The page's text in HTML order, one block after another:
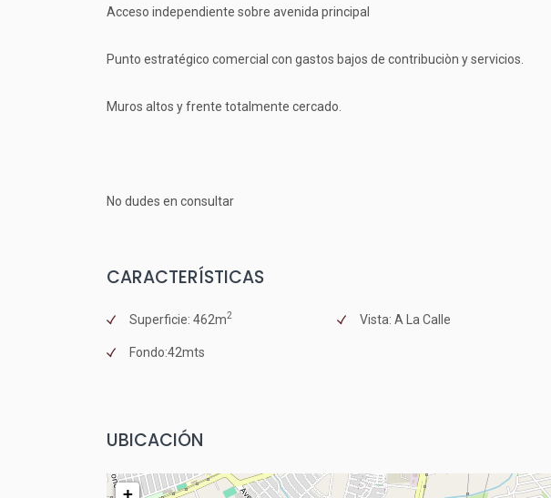
Acceso independiente sobre avenida principal
Punto estratégico comercial con gastos bajos de contribuciòn y servicios.
Muros altos y frente totalmente cercado.
No dudes en consultar
CARACTERÍSTICAS
Superficie: 462m2 Vista: A La Calle
Fondo:42mts
UBICACIÓN
+